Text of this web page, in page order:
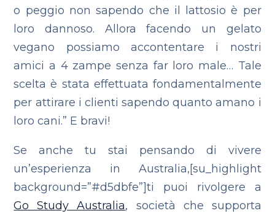
o peggio non sapendo che il lattosio è per
loro dannoso. Allora facendo un gelato
vegano possiamo accontentare i nostri
amici a 4 zampe senza far loro male… Tale
scelta è stata effettuata fondamentalmente
per attirare i clienti sapendo quanto amano i
loro cani.” E bravi!
Se anche tu stai pensando di vivere
un’esperienza in Australia,[su_highlight
background=”#d5dbfe”]ti puoi rivolgere a
Go Study Australia, società che supporta